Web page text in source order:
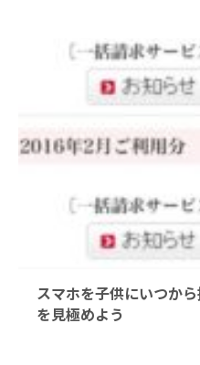
スマホを子供にいつか
を見極めよう